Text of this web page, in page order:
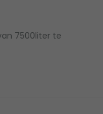
7500liter te